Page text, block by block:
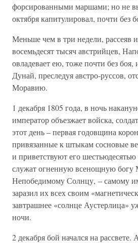
форсированными маршами; но не
октября капитулировал, почти без
Меньше чем в три недели, рассеяв
восемьдесят тысяч австрийцев,
овладевает ею, тоже почти без боя,
Дунай, преследуя австро-руссов,
Моравию.
1 декабря 1805 года, в ночь
император объезжает войска,
этот день – первая годовщина
привязанные к штыкам сосновые
и приветствуют его
служат огненную всенощную богу
Непобедимому Солнцу, – самому
заразил их всех своим
завтрашнее «солнце Аустерлица»
ночи.
2 декабря бой начался на